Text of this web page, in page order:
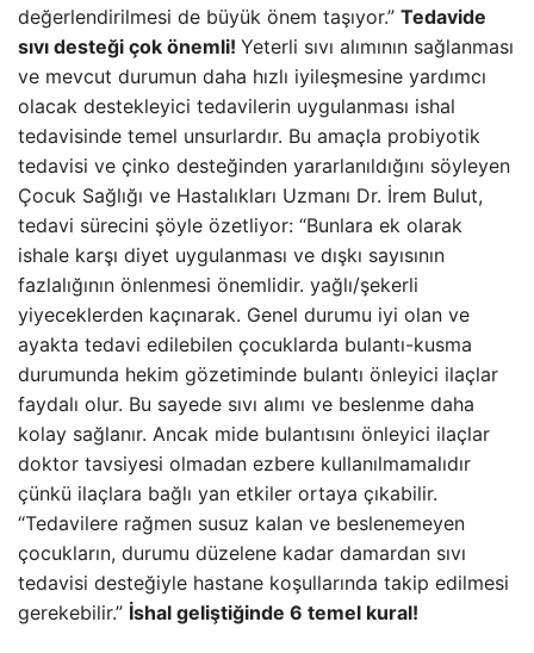
değerlendirilmesi de büyük önem taşıyor.” Tedavide
sıvı desteği çok önemli! Yeterli sıvı alımının sağlanması
ve mevcut durumun daha hızlı iyileşmesine yardımcı
olacak destekleyici tedavilerin uygulanması ishal
tedavisinde temel unsurlardır. Bu amaçla probiyotik
tedavisi ve çinko desteğinden yararlanıldığını söyleyen
Çocuk Sağlığı ve Hastalıkları Uzmanı Dr. İrem Bulut,
tedavi sürecini şöyle özetliyor: “Bunlara ek olarak
ishale karşı diyet uygulanması ve dışkı sayısının
fazlalığının önlenmesi önemlidir. yağlı/şekerli
yiyeceklerden kaçınarak. Genel durumu iyi olan ve
ayakta tedavi edilebilen çocuklarda bulantı-kusma
durumunda hekim gözetiminde bulantı önleyici ilaçlar
faydalı olur. Bu sayede sıvı alımı ve beslenme daha
kolay sağlanır. Ancak mide bulantısını önleyici ilaçlar
doktor tavsiyesi olmadan ezbere kullanılmamalıdır
çünkü ilaçlara bağlı yan etkiler ortaya çıkabilir.
“Tedavilere rağmen susuz kalan ve beslenemeyen
çocukların, durumu düzelene kadar damardan sıvı
tedavisi desteğiyle hastane koşullarında takip edilmesi
gerekebilir.” İshal geliştiğinde 6 temel kural!